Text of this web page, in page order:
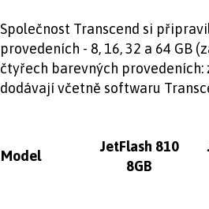
Společnost Transcend si
provedeních - 8, 16, 32 a 64 GB
čtyřech barevných provedeních:
dodávají včetně softwaru
Model
JetFlash 810
8GB